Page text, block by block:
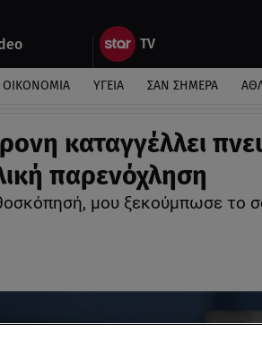
ΟΙΚΟΝΟΜΙΑ ΥΓΕΙΑ ΣΑΝ ΣΗΜΕΡΑ
καταγγέλλει
παρενόχληση
μου ξεκούμπωσε το